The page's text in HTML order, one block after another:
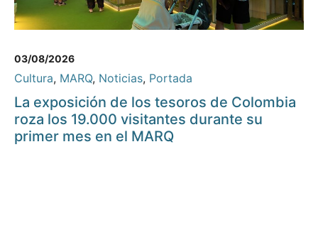
03/08/2026
Cultura, MARQ, Noticias, Portada
La exposición de los tesoros de Colombia
roza los 19.000 visitantes durante su
primer mes en el MARQ